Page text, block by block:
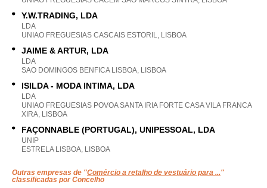
Y.W.TRADING, LDA
LDA
UNIAO FREGUESIAS CASCAIS ESTORIL, LISBOA
JAIME & ARTUR, LDA
LDA
SAO DOMINGOS BENFICA LISBOA, LISBOA
ISILDA - MODA INTIMA, LDA
LDA
UNIAO FREGUESIAS POVOA SANTA IRIA FORTE CASA VILA FRANCA
XIRA, LISBOA
FAÇONNABLE (PORTUGAL), UNIPESSOAL, LDA
UNIP
ESTRELA LISBOA, LISBOA
Outras empresas de "Comércio a retalho de vestuário para ..."
classificadas por Concelho